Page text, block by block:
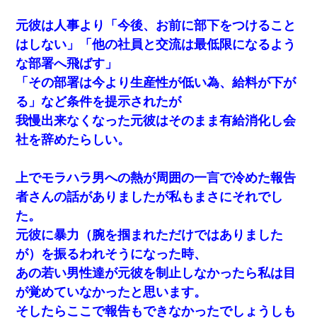
元彼は人事より「今後、お前に部下をつけること
はしない」「他の社員と交流は最低限になるよう
な部署へ飛ばす」
「その部署は今より生産性が低い為、給料が下が
る」など条件を提示されたが
我慢出来なくなった元彼はそのまま有給消化し会
社を辞めたらしい。
上でモラハラ男への熱が周囲の一言で冷めた報告
者さんの話がありましたが私もまさにそれでし
た。
元彼に暴力（腕を掴まれただけではありました
が）を振るわれそうになった時、
あの若い男性達が元彼を制止しなかったら私は目
が覚めていなかったと思います。
そしたらここで報告もできなかったでしょうしも